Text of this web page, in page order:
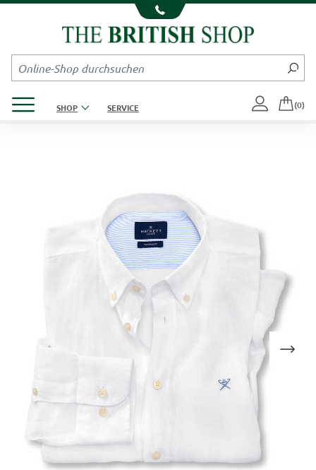
Kompletten Head der Seite überspringen
SHOP SERVICE (0)